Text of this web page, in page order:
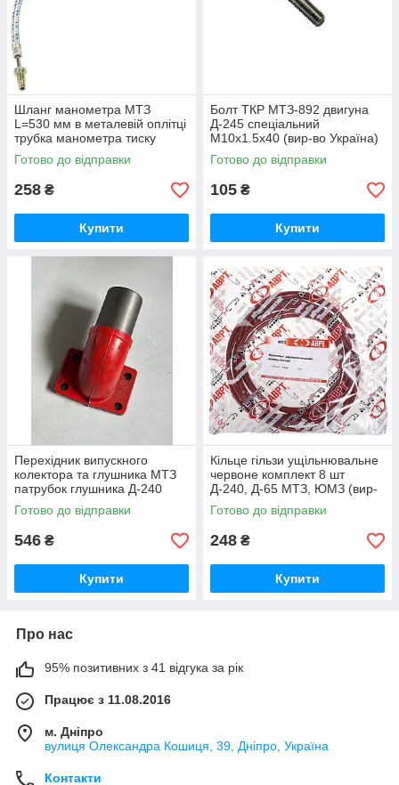
Шланг манометра МТЗ
L=530 мм в металевій оплітці
трубка манометра тиску
масла (вир-во Україна) 70-
3801180
Готово до відправки
258 ₴
Купити
Болт ТКР МТЗ-892 двигуна
Д-245 спеціальний
М10х1.5х40 (вир-во Україна)
245-1008031 / 245-1008031-А
Готово до відправки
105 ₴
Купити
Перехідник випускного
колектора та глушника МТЗ
патрубок глушника Д-240
(вир-во Україна) 240-
1008021-Б1 / 240-1008021
Готово до відправки
546 ₴
Купити
Кільце гільзи ущільнювальне
червоне комплект 8 шт
Д-240, Д-65 МТЗ, ЮМЗ (вир-
во ПХТ Україна) 50-1002022 /
50-1002022-А
Готово до відправки
248 ₴
Купити
Про нас
95% позитивних з 41 відгука за рік
Працює з 11.08.2016
м. Дніпро
вулиця Олександра Кошиця, 39, Дніпро, Україна
Контакти